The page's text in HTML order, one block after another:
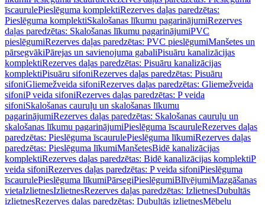
īscaurulePieslēguma komplektiRezerves daļas paredzētas:
Pieslēguma komplektiSkalošanas līkumu pagarinājumiRezerves
daļas paredzētas: Skalošanas līkumu pagarinājumiPVC
pieslēgumiRezerves daļas paredzētas: PVC pieslēgumiManšetes un
pārsegvākiPārejas un savienojuma gabaliPisuāru kanalizācijas
komplektiRezerves daļas paredzētas: Pisuāru kanalizācijas
komplektiPisuāru sifoniRezerves daļas paredzētas: Pisuāru
sifoniGliemežveida sifoniRezerves daļas paredzētas: Gliemežveida
sifoniP veida sifoniRezerves daļas paredzētas: P veida
sifoniSkalošanas cauruļu un skalošanas līkumu
pagarinājumiRezerves daļas paredzētas: Skalošanas cauruļu un
skalošanas līkumu pagarinājumiPieslēguma īscauruleRezerves daļas
paredzētas: Pieslēguma īscaurulePieslēguma līkumiRezerves daļas
paredzētas: Pieslēguma līkumiManšetesBidē kanalizācijas
komplektiRezerves daļas paredzētas: Bidē kanalizācijas komplektiP
veida sifoniRezerves daļas paredzētas: P veida sifoniPieslēguma
īscaurulePieslēguma līkumiPārsegiPieslēgumiBlīvējumiMazgāšanas
vietaIzlietnesIzlietnesRezerves daļas paredzētas: IzlietnesDubultās
izlietnesRezerves daļas paredzētas: Dubultās izlietnesMēbeļu